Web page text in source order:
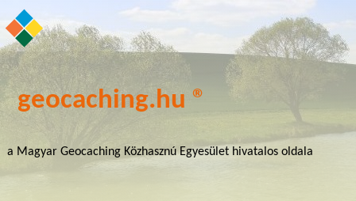
geocaching.hu ®
a Magyar Geocaching Közhasznú Egyesület hivatalos oldala